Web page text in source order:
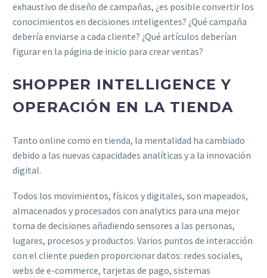
exhaustivo de diseño de campañas, ¿es posible convertir los
conocimientos en decisiones inteligentes? ¿Qué campaña
debería enviarse a cada cliente? ¿Qué artículos deberían
figurar en la página de inicio para crear ventas?
SHOPPER INTELLIGENCE Y
OPERACIÓN EN LA TIENDA
Tanto online como en tienda, la mentalidad ha cambiado
debido a las nuevas capacidades analíticas y a la innovación
digital.
Todos los movimientos, físicos y digitales, son mapeados,
almacenados y procesados con analytics para una mejor
toma de decisiones añadiendo sensores a las personas,
lugares, procesos y productos. Varios puntos de interacción
con el cliente pueden proporcionar datos: redes sociales,
webs de e-commerce, tarjetas de pago, sistemas